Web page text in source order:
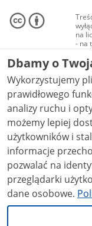
na
- na
NC-
Dbamy o
Wykorzystujemy
prawidłowego
analizy ruchu i
możemy lepiej
użytkowników i stale
informacje
pozwalać na
przeglądarki
dane osobowe.